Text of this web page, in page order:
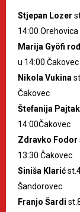
Stjepan Lozer
14:00 Orehovica
Marija Gyöfi
u 14:00 Čakovec
Nikola Vukina
Čakovec
Štefanija Pajtak
14:00Čakovec
Zdravko Fodor
13:30 Čakovec
Siniša Klarić
Šandorovec
Franjo Šardi